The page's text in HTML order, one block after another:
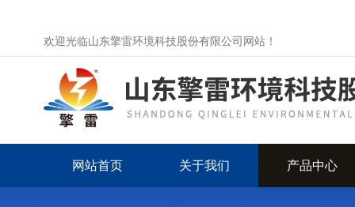
欢迎光临山东擎雷环境科技股份有限公司网站！
网站首页 关于我们 产品中心